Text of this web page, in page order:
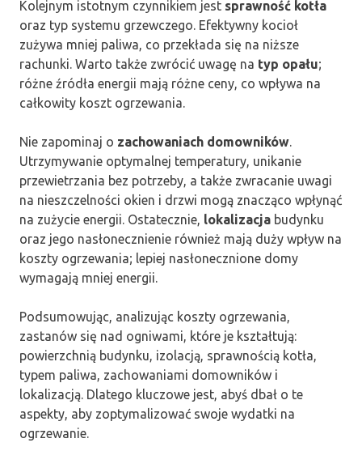
Kolejnym istotnym czynnikiem jest sprawność kotła
oraz typ systemu grzewczego. Efektywny kocioł
zużywa mniej paliwa, co przekłada się na niższe
rachunki. Warto także zwrócić uwagę na typ opału;
różne źródła energii mają różne ceny, co wpływa na
całkowity koszt ogrzewania.
Nie zapominaj o zachowaniach domowników
Utrzymywanie optymalnej temperatury, unikanie
przewietrzania bez potrzeby, a także zwracanie uwagi
na nieszczelności okien i drzwi mogą znacząco wpłynąć
na zużycie energii. Ostatecznie, lokalizacja budynku
oraz jego nasłonecznienie również mają duży wpływ na
koszty ogrzewania; lepiej nasłonecznione domy
wymagają mniej energii.
Podsumowując, analizując koszty ogrzewania,
zastanów się nad ogniwami, które je kształtują:
powierzchnią budynku, izolacją, sprawnością kotła,
typem paliwa, zachowaniami domowników i
lokalizacją. Dlatego kluczowe jest, abyś dbał o te
aspekty, aby zoptymalizować swoje wydatki na
ogrzewanie.